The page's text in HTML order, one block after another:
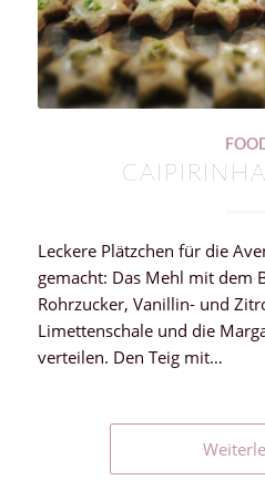
Leckere Plätzchen für die
gemacht: Das Mehl mit dem
Rohrzucker, Vanillin- und
Limettenschale und die
verteilen. Den Teig mit…